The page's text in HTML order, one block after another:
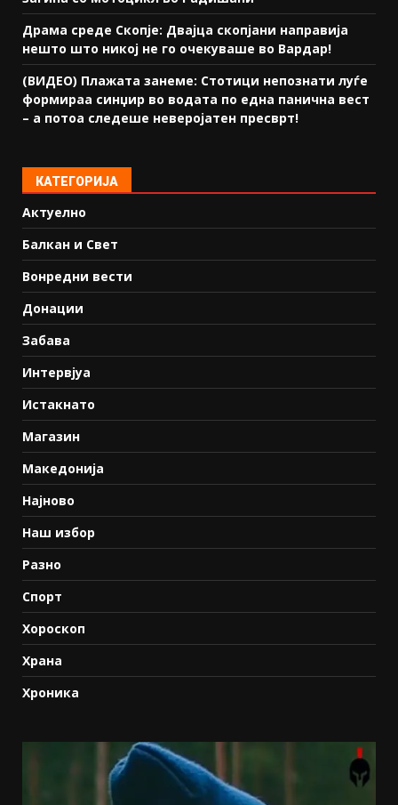
Драма среде Скопје: Двајца скопјани направија
нешто што никој не го очекуваше во Вардар!
(ВИДЕО) Плажата занеме: Стотици непознати луѓе
формираа синџир во водата по една панична вест
– а потоа следеше неверојатен пресврт!
КАТЕГОРИЈА
Актуелно
Балкан и Свет
Вонредни вести
Донации
Забава
Интервјуа
Истакнато
Магазин
Македонија
Најново
Наш избор
Разно
Спорт
Хороскоп
Храна
Хроника